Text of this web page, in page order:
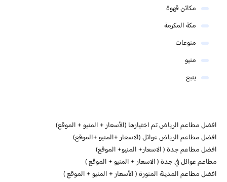
مكائن قهوة
مكة المكرمة
منوعات
منيو
ينبع
افضل مطاعم الرياض تم اختيارها (الأسعار + المنيو + الموقع)
افضل مطاعم الرياض عوائل (الاسعار +المنيو +الموقع)
افضل مطاعم جدة ( الاسعار+ المنيو+ الموقع)
مطاعم عوائل في جدة ( الاسعار + المنيو + الموقع )
افضل مطاعم المدينة المنورة ( الأسعار + المنيو + الموقع )